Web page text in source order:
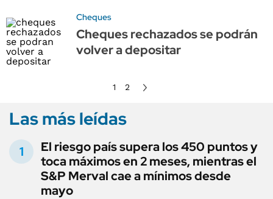
Cheques
Cheques rechazados se podrán
volver a depositar
1 2
Las más leídas
El riesgo país supera los 450 puntos y
toca máximos en 2 meses, mientras el
S&P Merval cae a mínimos desde
mayo